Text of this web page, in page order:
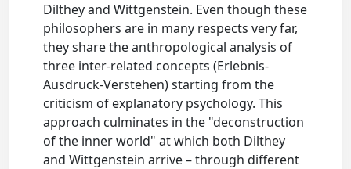
Dilthey and Wittgenstein. Even though these
philosophers are in many respects very far,
they share the anthropological analysis of
three inter-related concepts (Erlebnis-
Ausdruck-Verstehen) starting from the
criticism of explanatory psychology. This
approach culminates in the "deconstruction
of the inner world" at which both Dilthey
and Wittgenstein arrive – through different